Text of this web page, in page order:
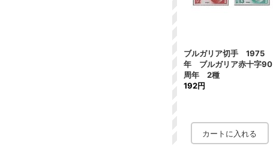
ブルガリア切手 1975
年 ブルガリア赤十字90
周年 2種
192円